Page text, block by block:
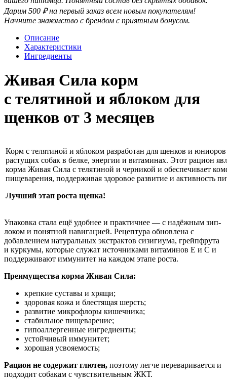
Дарим 500 ₽ на первый заказ всем новым покупателям!
Начните знакомство с брендом с приятным бонусом.
Описание
Характеристики
Ингредиенты
Живая Сила корм
с телятиной и яблоком для
щенков от 3 месяцев
Корм с телятиной и яблоком разработан для щенков и
растущих собак в белке, энергии и витаминах. Этот рацион
корма Живая Сила с телятиной и черникой и обеспечивает
пищеварения, поддерживая здоровое развитие и активность
Лучший этап роста щенка!
Упаковка стала ещё удобнее и практичнее — с надёжным зип-
локом и понятной навигацией. Рецептура обновлена с
добавлением натуральных экстрактов сизигиума, грейпфрута
и куркумы, которые служат источниками витаминов Е и С и
поддерживают иммунитет на каждом этапе роста.
Преимущества корма Живая Сила:
крепкие суставы и хрящи;
здоровая кожа и блестящая шерсть;
развитие микрофлоры кишечника;
стабильное пищеварение;
гипоаллергенные ингредиенты;
устойчивый иммунитет;
хорошая усвояемость;
Рацион не содержит глютен, поэтому легче переваривается и
подходит собакам с чувствительным ЖКТ.